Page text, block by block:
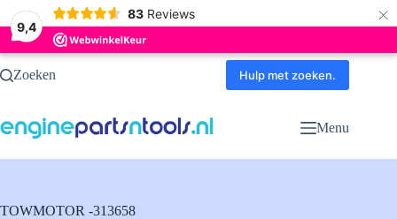
9,4
83 Reviews ×
Ga
naarZoeken Hulp met zoeken.
Menu
TOWMOTOR -313658